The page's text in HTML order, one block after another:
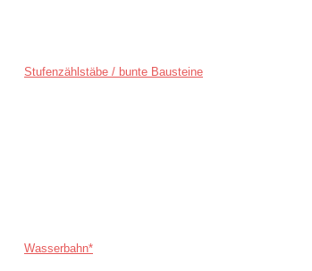
Stufenzählstäbe / bunte Bausteine
Wasserbahn*